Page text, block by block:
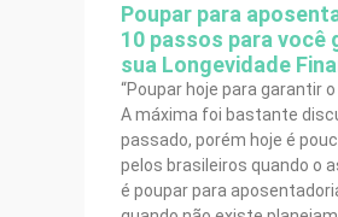
Poupar para
10 passos para você
sua Longevidade
“Poupar hoje para garantir o
A máxima foi bastante
passado, porém hoje é
pelos brasileiros quando o
é poupar para